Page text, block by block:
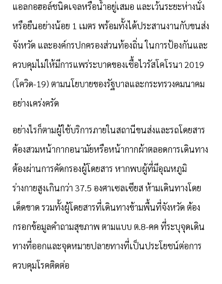
แอลกอฮอล์ชนิดเจลหรือน้ำอยู่เสมอ และเว้นระยะห่างนั่ง
หรือยืนอย่างน้อย 1 เมตร พร้อมทั้งได้ประสานงานกับขนส่ง
จังหวัด และองค์กรปกครองส่วนท้องถิ่น ในการป้องกันและ
ควบคุมไม่ให้มีการแพร่ระบาดของเชื้อไวรัสโคโรนา 2019
(โควิด-19) ตามนโยบายของรัฐบาลและกระทรวงคมนาคม
อย่างเคร่งครัด
อย่างไรก็ตามผู้ใช้บริการภายในสถานีขนส่งและรถโดยสาร
ต้องสวมหน้ากากอนามัยหรือหน้ากากผ้าตลอดการเดินทาง
ต้องผ่านการคัดกรองผู้โดยสาร หากพบผู้ที่มีอุณหภูมิ
ร่างกายสูงเกินกว่า 37.5 องศาเซลเซียส ห้ามเดินทางโดย
เด็ดขาด รวมทั้งผู้โดยสารที่เดินทางข้ามพื้นที่จังหวัด ต้อง
กรอกข้อมูลคำถามสุขภาพ ตามแบบ ต.8-คค ที่ระบุจุดเดิน
ทางที่ออกและจุดหมายปลายทางที่เป็นประโยชน์ต่อการ
ควบคุมโรคติดต่อ